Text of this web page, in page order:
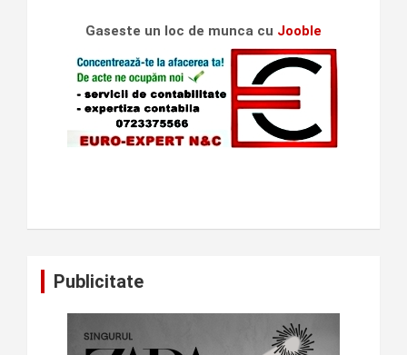
Gaseste un loc de munca cu Jooble
Publicitate